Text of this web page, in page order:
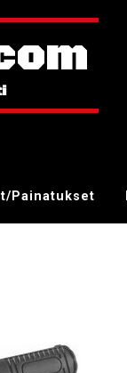
Painatukset